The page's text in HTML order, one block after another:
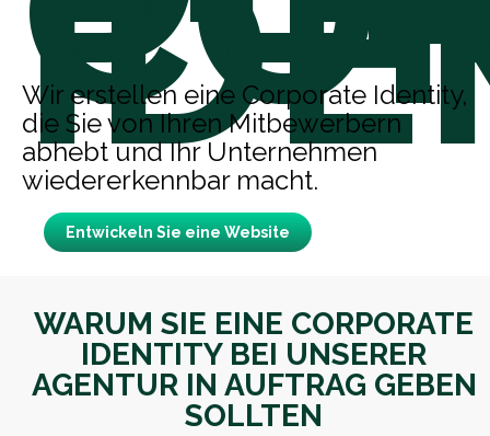
Wir erstellen eine Corporate Identity,
die Sie von Ihren Mitbewerbern
abhebt und Ihr Unternehmen
wiedererkennbar macht.
Entwickeln Sie eine Website
WARUM SIE EINE CORPORATE
IDENTITY BEI UNSERER
AGENTUR IN AUFTRAG GEBEN
SOLLTEN